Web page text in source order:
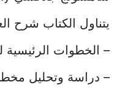
يتناول الكتاب شرح
– الخطوات الرئيسية
– دراسة وتحليل